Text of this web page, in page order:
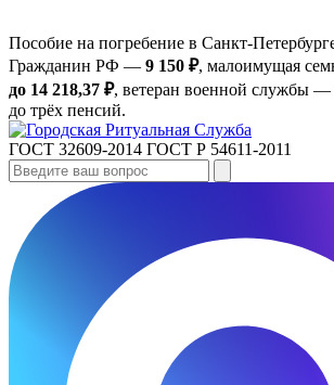
Пособие на погребение в
Гражданин РФ — 9 150 ₽, малоимущая
до 14 218,37 ₽, ветеран военной службы —
до трёх пенсий.
ГОСТ 32609-2014 ГОСТ Р 54611-2011